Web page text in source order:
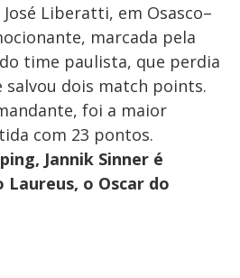
Liberatti, em Osasco–
marcada pela
time paulista, que perdia
salvou dois match points.
foi a maior
com 23 pontos.
Jannik Sinner é
o Oscar do